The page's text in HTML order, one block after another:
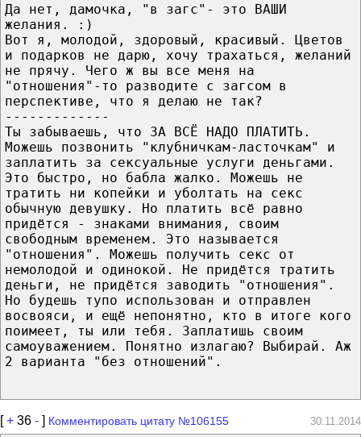
Да нет, дамочка, "в загс"- это ВАШИ
желания. :)
Вот я, молодой, здоровый, красивый. Цветов
и подарков не дарю, хочу трахаться, желаний
не прячу. Чего ж вы все меня на
"отношения"-то разводите с загсом в
перспективе, что я делаю не так?
-------------
Ты забываешь, что ЗА ВСЁ НАДО ПЛАТИТЬ.
Можешь позвонить "клубничкам-ласточкам" и
заплатить за сексуальные услуги деньгами.
Это быстро, но бабла жалко. Можешь не
тратить ни копейки и уболтать на секс
обычную девушку. Но платить всё равно
придётся - знаками внимания, своим
свободным временем. Это называется
"отношения". Можешь получить секс от
немолодой и одинокой. Не придётся тратить
деньги, не придётся заводить "отношения".
Но будешь тупо использован и отправлен
восвояси, и ещё непонятно, кто в итоге кого
поимеет, ты или тебя. Заплатишь своим
самоуважением. Понятно излагаю? Выбирай. Аж
2 варианта "без отношений".
[+ 36 - ] Комментировать цитату №106155 30.11.2014